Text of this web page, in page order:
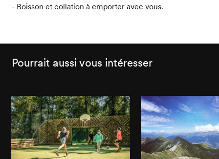
- Boisson et collation à emporter avec vous.
Pourrait aussi vous intéresser